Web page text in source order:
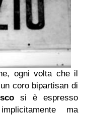
ogni volta che il
coro bipartisan di
si è espresso
ma